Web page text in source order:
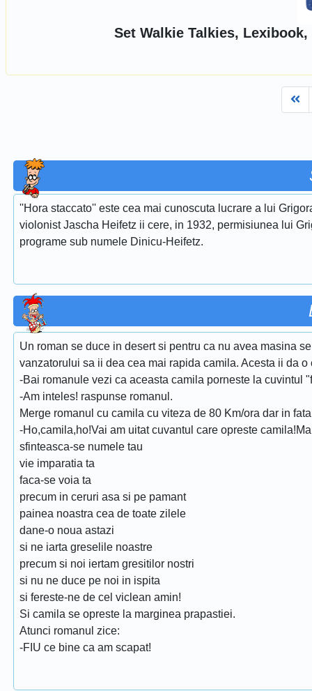
Set Walkie Talkies,
''Hora staccato'' este cea mai cunoscuta lucrare a lui
violonist Jascha Heifetz ii cere, in 1932, permisiunea lui
programe sub numele Dinicu-Heifetz.
Un roman se duce in desert si pentru ca nu avea masina
vanzatorului sa ii dea cea mai rapida camila. Acesta ii da
-Bai romanule vezi ca aceasta camila porneste la cuvintul
-Am inteles! raspunse romanul.
Merge romanul cu camila cu viteza de 80 Km/ora dar in
-Ho,camila,ho!Vai am uitat cuvantul care opreste
sfinteasca-se numele tau
vie imparatia ta
faca-se voia ta
precum in ceruri asa si pe pamant
painea noastra cea de toate zilele
dane-o noua astazi
si ne iarta greselile noastre
precum si noi iertam gresitilor nostri
si nu ne duce pe noi in ispita
si fereste-ne de cel viclean amin!
Si camila se opreste la marginea prapastiei.
Atunci romanul zice:
-FIU ce bine ca am scapat!